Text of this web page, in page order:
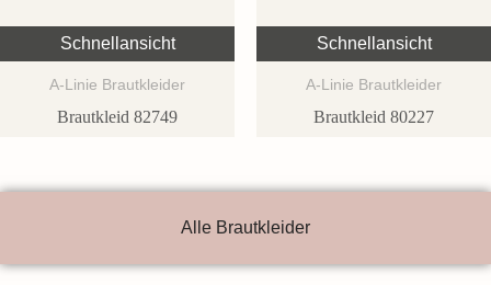
Schnellansicht
A-Linie Brautkleider
Brautkleid 82749
Schnellansicht
A-Linie Brautkleider
Brautkleid 80227
Alle Brautkleider